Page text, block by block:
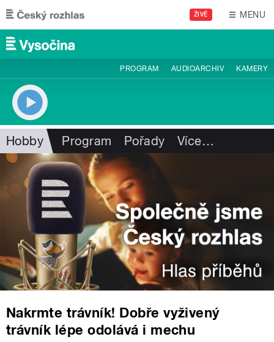
Přejít k hlavnímu obsahu
ŽIVĚ MENU
PROGRAM AUDIOARCHIV KAMERY
Hobby Program Pořady Více…
Nakrmte trávník! Dobře vyživený
trávník lépe odolává i mechu